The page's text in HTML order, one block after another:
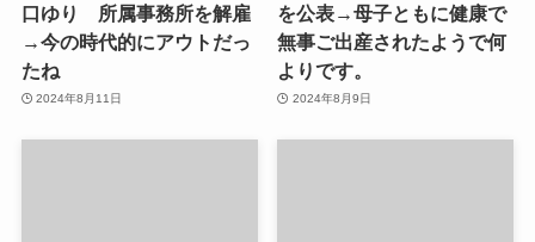
口ゆり 所属事務所を解雇
→今の時代的にアウトだっ
たね
2024年8月11日
を公表→母子ともに健康で
無事ご出産されたようで何
よりです。
2024年8月9日